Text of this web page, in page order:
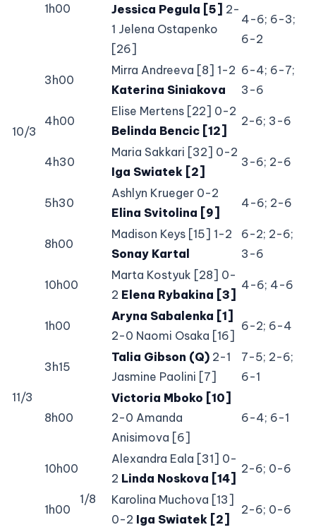
10/3
1h00 Jessica Pegula [5] 2-
1 Jelena Ostapenko
[26]
4-6; 6-3;
6-2
3h00
Mirra Andreeva [8] 1-2
Katerina Siniakova
6-4; 6-7;
3-6
4h00
Elise Mertens [22] 0-2
Belinda Bencic [12]
2-6; 3-6
4h30
Maria Sakkari [32] 0-2
Iga Swiatek [2]
3-6; 2-6
5h30
Ashlyn Krueger 0-2
Elina Svitolina [9]
4-6; 2-6
8h00
Madison Keys [15] 1-2
Sonay Kartal
6-2; 2-6;
3-6
10h00
Marta Kostyuk [28] 0-
2 Elena Rybakina [3]
4-6; 4-6
11/3
1h00
1/8
Aryna Sabalenka [1]
2-0 Naomi Osaka [16]
6-2; 6-4
3h15
Talia Gibson (Q) 2-1
Jasmine Paolini [7]
7-5; 2-6;
6-1
8h00
Victoria Mboko [10]
2-0 Amanda
Anisimova [6]
6-4; 6-1
10h00
Alexandra Eala [31] 0-
2 Linda Noskova [14]
2-6; 0-6
1h00
Karolina Muchova [13]
0-2 Iga Swiatek [2]
2-6; 0-6